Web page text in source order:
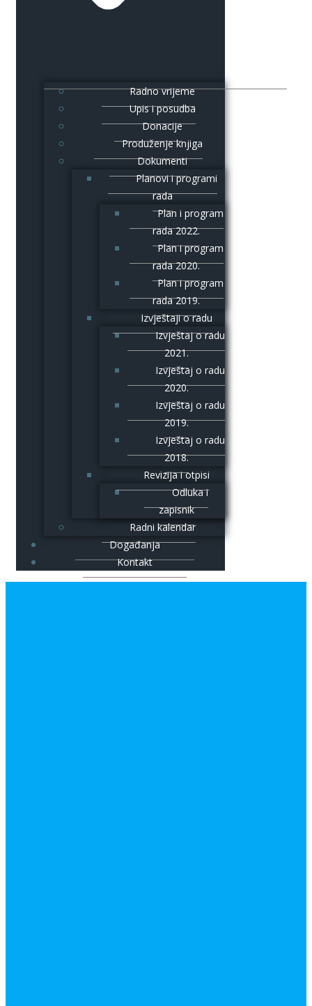
Radno vrijeme
Upis i posudba
Donacije
Produženje knjiga
Dokumenti
Planovi i programi
rada
Plan i program
rada 2022.
Plan i program
rada 2020.
Plan i program
rada 2019.
Izvještaji o radu
Izvještaj o radu
2021.
Izvještaj o radu
2020.
Izvještaj o radu
2019.
Izvještaj o radu
2018.
Revizija i otpisi
Odluka i
zapisnik
Radni kalendar
Događanja
Kontakt